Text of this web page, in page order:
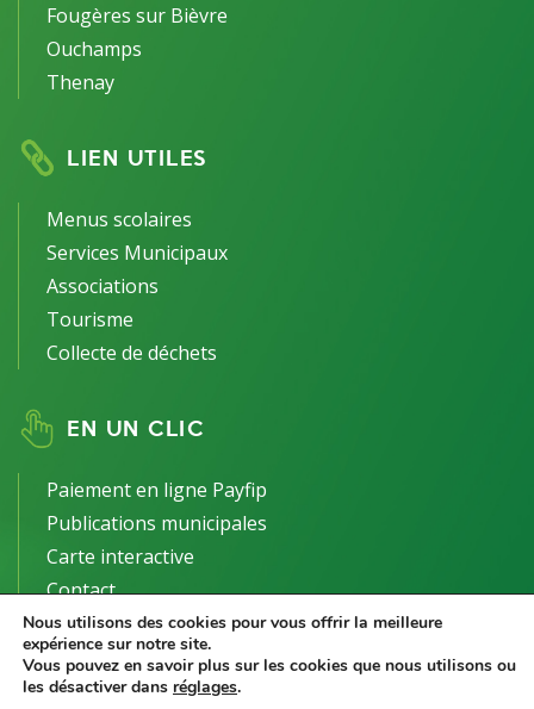
Fougères sur Bièvre
Ouchamps
Thenay
LIEN UTILES
Menus scolaires
Services Municipaux
Associations
Tourisme
Collecte de déchets
EN UN CLIC
Paiement en ligne Payfip
Publications municipales
Carte interactive
Contact
Nous utilisons des cookies pour vous offrir la meilleure
expérience sur notre site.
Vous pouvez en savoir plus sur les cookies que nous utilisons ou
les désactiver dans réglages.